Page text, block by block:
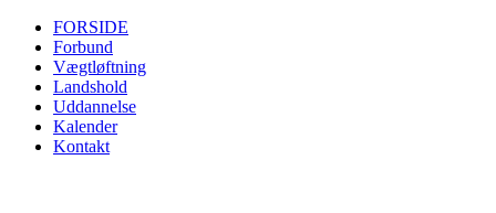
FORSIDE
Forbund
Vægtløftning
Landshold
Uddannelse
Kalender
Kontakt